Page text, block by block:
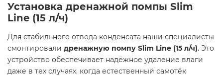
Установка дренажной помпы Slim
Line (15 л/ч)
Для стабильного отвода конденсата наши специалисты
смонтировали дренажную помпу Slim Line (15 л/ч). Это
устройство обеспечивает надёжное удаление влаги
даже в тех случаях, когда естественный самотёк